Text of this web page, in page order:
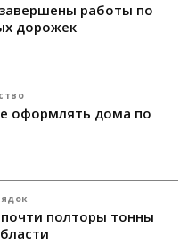
работы по
дорожек
оформлять дома по
полторы тонны